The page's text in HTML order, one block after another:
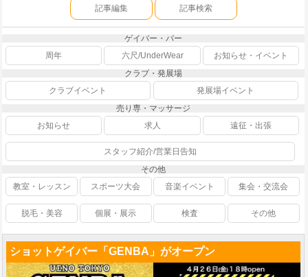
記事編集 記事検索
ゲイバー・バー
周年
六尺/UnderWear
お知らせ・イベント
クラブ・発展場
クラブイベント
発展場イベント
売り専・マッサージ
お知らせ
求人 遠征・出張
スタッフ紹介/営業日告知
その他
教室・レッスン
スポーツ大会 音楽イベント 集会・交流会
脱毛・美容 個展・展示 検査 その他
ショットゲイバー「GENBA」がオープン